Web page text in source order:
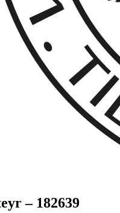
– 182639